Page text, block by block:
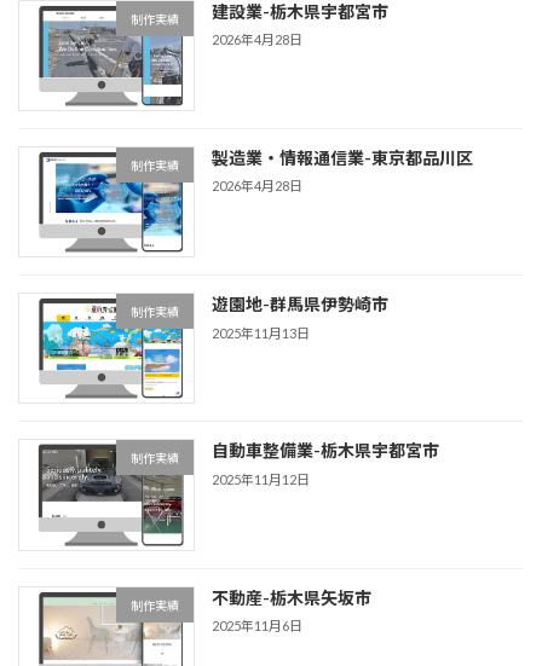
制作実績 建設業-栃木県宇都宮市
2026年4月28日
制作実績 製造業・情報通信業-東京都品川区
2026年4月28日
制作実績 遊園地-群馬県伊勢崎市
2025年11月13日
制作実績 自動車整備業-栃木県宇都宮市
2025年11月12日
制作実績 不動産-栃木県矢坂市
2025年11月6日